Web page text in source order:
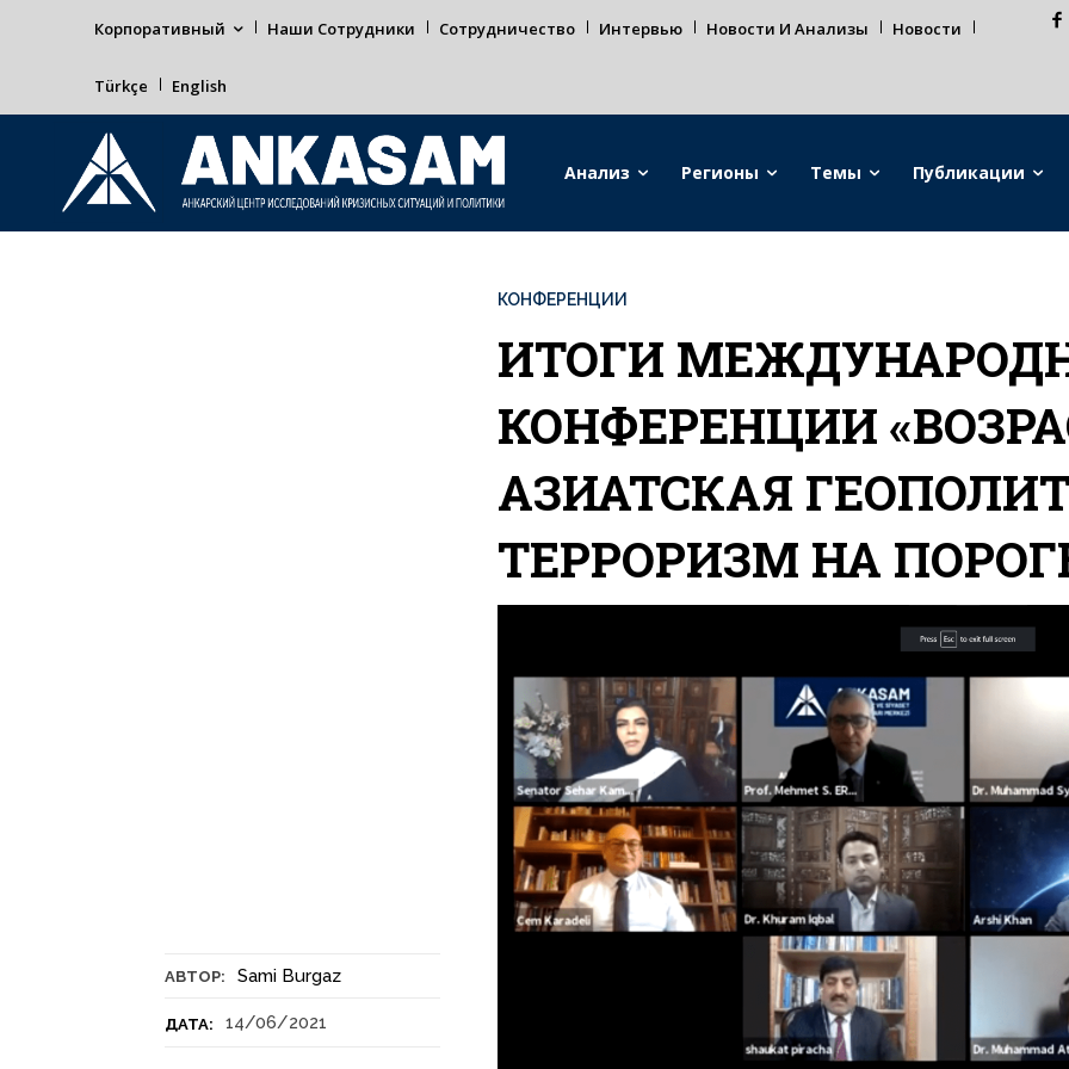
Корпоративный Наши Сотрудники Сотрудничество Интервью Новости И Анализы Новости
Türkçe English
Анализ Регионы Темы Публикации
АВТОР: Sami Burgaz
ДАТА: 14/06/2021
КОНФЕРЕНЦИИ
ИТОГИ
КОНФЕРЕНЦИИ
АЗИАТСКАЯ
ТЕРРОРИЗМ НА